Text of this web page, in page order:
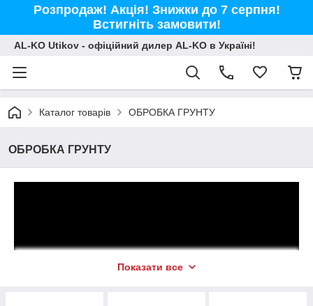
Розпродаж! Акція! Знижки до 7 серпня!
Встигніть замовити!
AL-KO Utikov - офіційний дилер AL-KO в Україні!
Каталог товарів ОБРОБКА ГРУНТУ
ОБРОБКА ГРУНТУ
Показати все